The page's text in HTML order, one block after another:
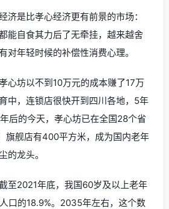
济是比孝心经济更有前景的市场：
能自食其力后了无牵挂，越来越舍
对年轻时候的补偿性消费心理。
心坊以不到10万元的成本赚了17万
中，连锁店很快开到四川各地，5年
后的今天，孝心坊已在全国28个省
旗舰店有400平方米，成为国内老年
的龙头。
至2021年底，我国60岁及以上老年
口的18.9%。2035年左右，这个数